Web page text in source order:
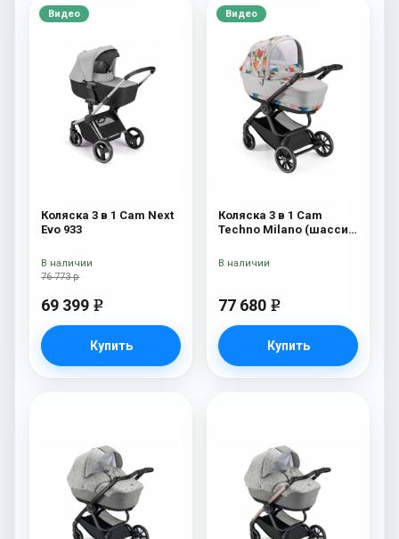
Видео
Коляска 3 в 1 Cam Next
Evo 933
76 773 р
69 399 e
Купить
В наличии
Видео
Коляска 3 в 1 Cam
Techno Milano (шасси
77 680 e
Купить
В наличии